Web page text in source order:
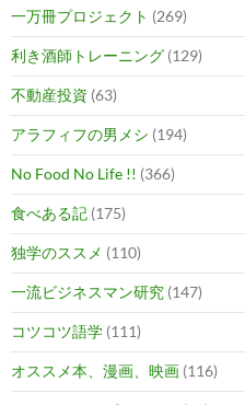
一万冊プロジェクト (269)
利き酒師トレーニング (129)
不動産投資 (63)
アラフィフの男メシ (194)
No Food No Life !! (366)
食べある記 (175)
独学のススメ (110)
一流ビジネスマン研究 (147)
コツコツ語学 (111)
オススメ本、漫画、映画 (116)